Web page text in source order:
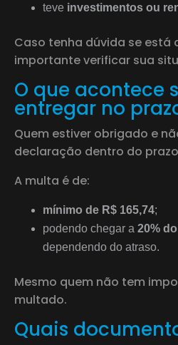
teve investimentos ou
Caso tenha dúvida se está
importante verificar sua
O que acontece
entregar no
Quem estiver obrigado e
declaração dentro do
A multa é de:
mínimo de R$ 165,74;
podendo chegar a 20%
dependendo do atraso.
Mesmo quem não tem
multado.
Quais